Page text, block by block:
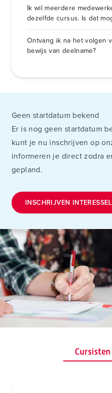
Ik wil meerdere
dezelfde cursus. Is dat
Ontvang ik na het volgen
bewijs van deelname?
Geen startdatum bekend
Er is nog geen startdatum
kunt je nu inschrijven op
informeren je direct zodra
gepland.
INSCHRIJVEN